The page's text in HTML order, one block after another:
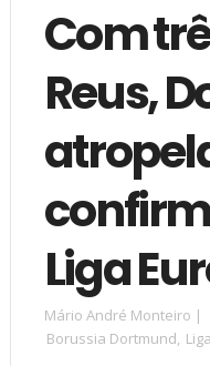
Com
Reus,
Liga
Mário André Monteiro |
Borussia Dortmund,